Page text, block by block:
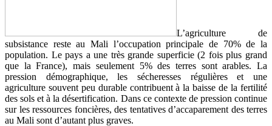
L’agriculture de
subsistance reste au Mali l’occupation principale de 70% de la
population. Le pays a une très grande superficie (2 fois plus grand
que la France), mais seulement 5% des terres sont arables. La
pression démographique, les sécheresses régulières et une
agriculture souvent peu durable contribuent à la baisse de la fertilité
des sols et à la désertification. Dans ce contexte de pression continue
sur les ressources foncières, des tentatives d’accaparement des terres
au Mali sont d’autant plus graves.